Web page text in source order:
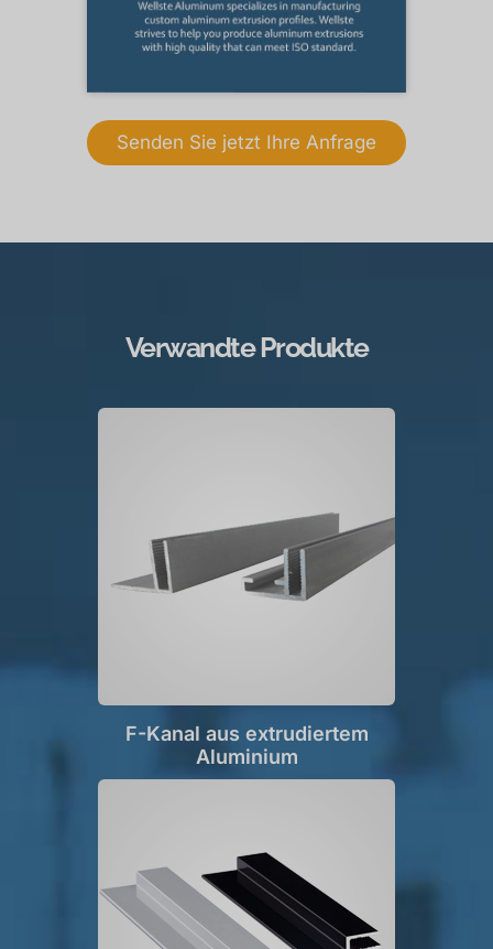
Senden Sie jetzt Ihre Anfrage
Verwandte Produkte
F-Kanal aus extrudiertem
Aluminium